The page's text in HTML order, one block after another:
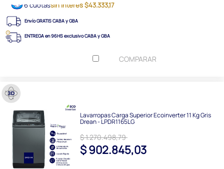
6 cuotassin interés $43.333,17
Envío GRATIS CABA y GBA
ENTREGA en 96HS exclusivo CABA y GBA
COMPARAR
Lavarropas Carga Superior Ecoinverter 11 Kg Gris
Drean - LPDR1165LG
$ 1.270.498,79
$ 902.845,03